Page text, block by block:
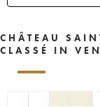
CHÂTEAU
CLASSÉ IN